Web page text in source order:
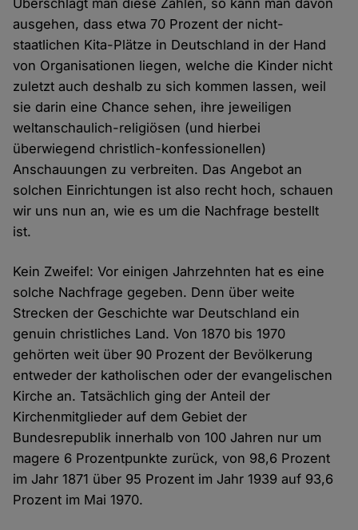
Überschlägt man diese Zahlen, so kann man davon
ausgehen, dass etwa 70 Prozent der nicht-
staatlichen Kita-Plätze in Deutschland in der Hand
von Organisationen liegen, welche die Kinder nicht
zuletzt auch deshalb zu sich kommen lassen, weil
sie darin eine Chance sehen, ihre jeweiligen
weltanschaulich-religiösen (und hierbei
überwiegend christlich-konfessionellen)
Anschauungen zu verbreiten. Das Angebot an
solchen Einrichtungen ist also recht hoch, schauen
wir uns nun an, wie es um die Nachfrage bestellt
ist.
Kein Zweifel: Vor einigen Jahrzehnten hat es eine
solche Nachfrage gegeben. Denn über weite
Strecken der Geschichte war Deutschland ein
genuin christliches Land. Von 1870 bis 1970
gehörten weit über 90 Prozent der Bevölkerung
entweder der katholischen oder der evangelischen
Kirche an. Tatsächlich ging der Anteil der
Kirchenmitglieder auf dem Gebiet der
Bundesrepublik innerhalb von 100 Jahren nur um
magere 6 Prozentpunkte zurück, von 98,6 Prozent
im Jahr 1871 über 95 Prozent im Jahr 1939 auf 93,6
Prozent im Mai 1970.